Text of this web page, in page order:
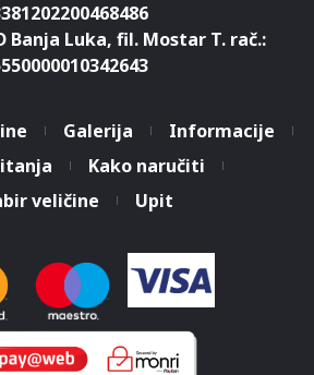
Banja Luka, fil. Mostar T. rač.:
Galerija
Informacije
Kako naručiti
veličine
Upit